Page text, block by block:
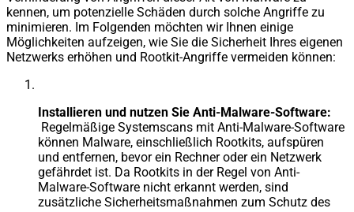
kennen, um potenzielle Schäden durch solche Angriffe zu
minimieren. Im Folgenden möchten wir Ihnen einige
Möglichkeiten aufzeigen, wie Sie die Sicherheit Ihres eigenen
Netzwerks erhöhen und Rootkit-Angriffe vermeiden können:
Installieren und nutzen Sie Anti-Malware-Software:
Regelmäßige Systemscans mit Anti-Malware-Software
können Malware, einschließlich Rootkits, aufspüren
und entfernen, bevor ein Rechner oder ein Netzwerk
gefährdet ist. Da Rootkits in der Regel von Anti-
Malware-Software nicht erkannt werden, sind
zusätzliche Sicherheitsmaßnahmen zum Schutz des